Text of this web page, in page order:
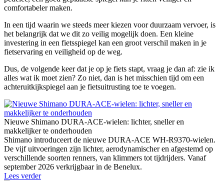
comfortabeler maken.
In een tijd waarin we steeds meer kiezen voor duurzaam vervoer, is
het belangrijk dat we dit zo veilig mogelijk doen. Een kleine
investering in een fietsspiegel kan een groot verschil maken in je
fietservaring en veiligheid op de weg.
Dus, de volgende keer dat je op je fiets stapt, vraag je dan af: zie ik
alles wat ik moet zien? Zo niet, dan is het misschien tijd om een
achteruitkijkspiegel aan je fietsuitrusting toe te voegen.
Nieuwe Shimano DURA-ACE-wielen: lichter, sneller en
makkelijker te onderhouden
Shimano introduceert de nieuwe DURA-ACE WH-R9370-wielen.
De vijf uitvoeringen zijn lichter, aerodynamischer en afgestemd op
verschillende soorten renners, van klimmers tot tijdrijders. Vanaf
september 2026 verkrijgbaar in de Benelux.
Lees verder